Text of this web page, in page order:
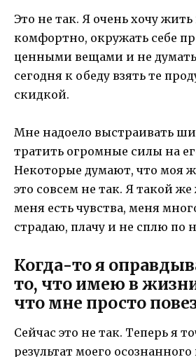
Это не так. Я очень хочу жить
комфортно, окружать себе
ценными вещами и не
сегодня к обеду взять те
скидкой.
Мне надоело выстраивать
тратить огромные силы на
Некоторые думают, что моя
это совсем не так. Я такой
меня есть чувства, меня
страдаю, плачу и не сплю по
Когда-то я
то, что имею в
что мне просто
Сейчас это не так. Теперь я
результат моего